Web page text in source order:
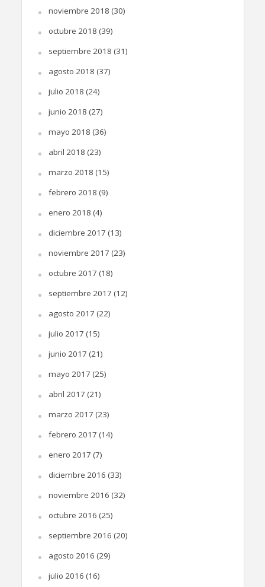
noviembre 2018 (30)
octubre 2018 (39)
septiembre 2018 (31)
agosto 2018 (37)
julio 2018 (24)
junio 2018 (27)
mayo 2018 (36)
abril 2018 (23)
marzo 2018 (15)
febrero 2018 (9)
enero 2018 (4)
diciembre 2017 (13)
noviembre 2017 (23)
octubre 2017 (18)
septiembre 2017 (12)
agosto 2017 (22)
julio 2017 (15)
junio 2017 (21)
mayo 2017 (25)
abril 2017 (21)
marzo 2017 (23)
febrero 2017 (14)
enero 2017 (7)
diciembre 2016 (33)
noviembre 2016 (32)
octubre 2016 (25)
septiembre 2016 (20)
agosto 2016 (29)
julio 2016 (16)